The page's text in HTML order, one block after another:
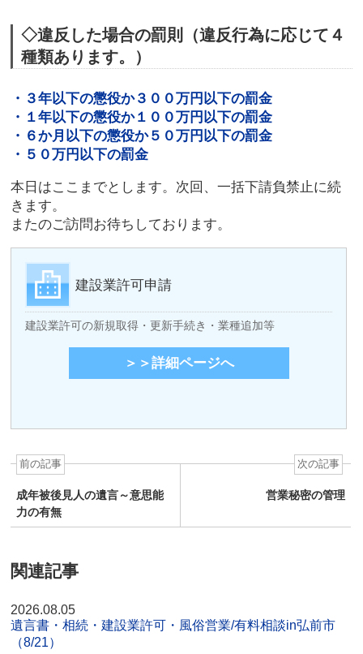
◇違反した場合の罰則（違反行為に応じて４
種類あります。）
・３年以下の懲役か３００万円以下の罰金
・１年以下の懲役か１００万円以下の罰金
・６か月以下の懲役か５０万円以下の罰金
・５０万円以下の罰金
本日はここまでとします。次回、一括下請負禁止に続
きます。
またのご訪問お待ちしております。
建設業許可申請
建設業許可の新規取得・更新手続き・業種追加等
＞＞詳細ページへ
前の記事
成年被後見人の遺言～意思能
力の有無
次の記事
営業秘密の管理
関連記事
2026.08.05
遺言書・相続・建設業許可・風俗営業/有料相談in弘前市
（8/21）